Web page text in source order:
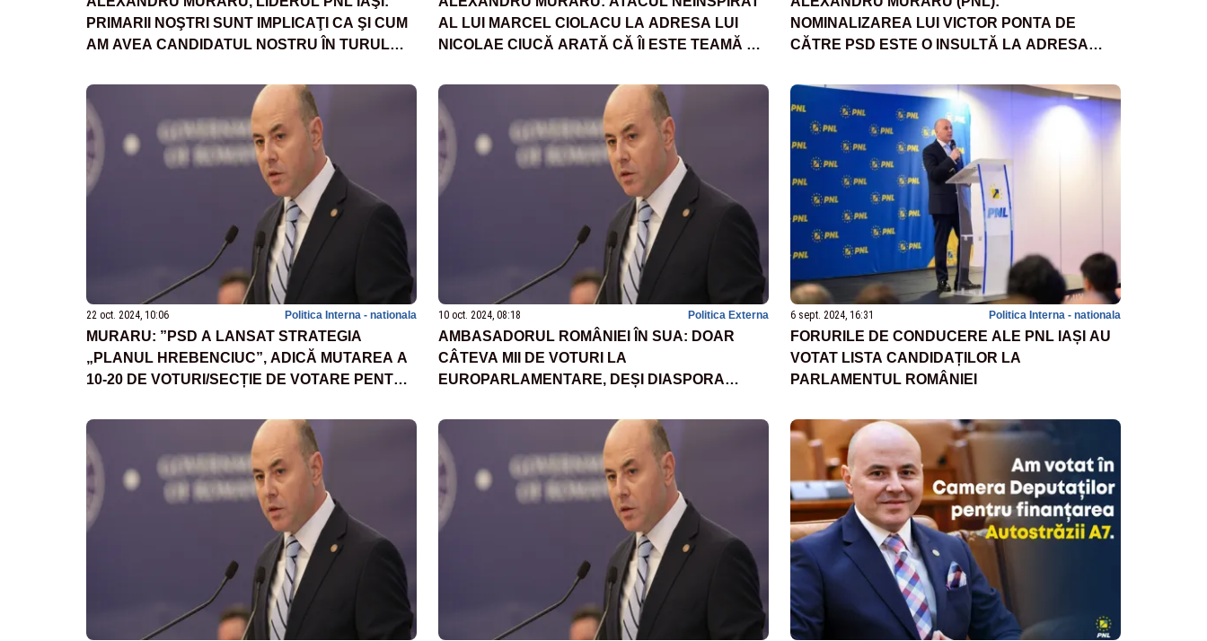
PRIMARII NOŞTRI SUNT IMPLICAŢI CA ŞI CUM
AM AVEA CANDIDATUL NOSTRU ÎN TURUL
AL LUI MARCEL CIOLACU LA ADRESA LUI
NICOLAE CIUCĂ ARATĂ CĂ ÎI ESTE TEAMĂ DE
NOMINALIZAREA LUI VICTOR PONTA DE
CĂTRE PSD ESTE O INSULTĂ LA ADRESA
SUSȚINE LIDERI COMPROMIȘI MORAL ȘI
POLITIC
22 oct. 2024, 10:06 Politica Interna - nationala
MURARU: ”PSD A LANSAT STRATEGIA
„PLANUL HREBENCIUC”, ADICĂ MUTAREA A
10-20 DE VOTURI/SECȚIE DE VOTARE PENTRU
10 oct. 2024, 08:18 Politica Externa
AMBASADORUL ROMÂNIEI ÎN SUA: DOAR
CÂTEVA MII DE VOTURI LA
EUROPARLAMENTARE, DEȘI DIASPORA
6 sept. 2024, 16:31 Politica Interna - nationala
FORURILE DE CONDUCERE ALE PNL IAȘI AU
VOTAT LISTA CANDIDAȚILOR LA
PARLAMENTUL ROMÂNIEI